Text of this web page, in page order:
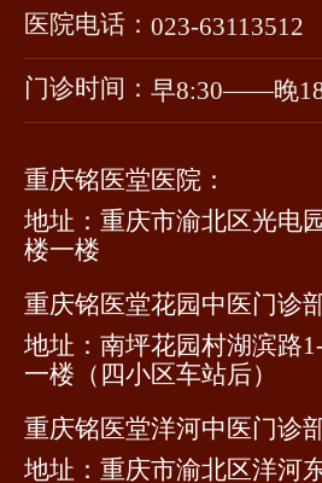
医院电话： 023-63113512
门诊时间： 早8:30——晚
重庆铭医堂医院：
地址：重庆市渝北区光电
楼一楼
重庆铭医堂花园中医门诊
地址：南坪花园村湖滨路
一楼（四小区车站后）
重庆铭医堂洋河中医门诊
地址：重庆市渝北区洋河